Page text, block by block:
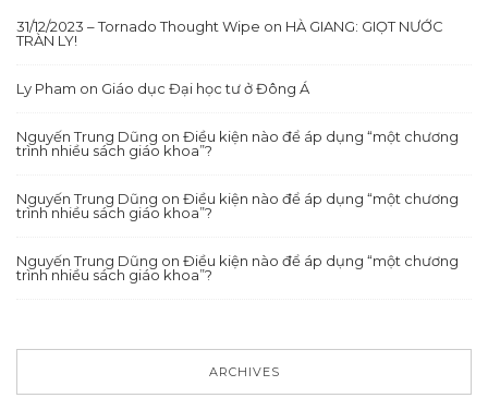
31/12/2023 – Tornado Thought Wipe on HÀ GIANG: GIỌT NƯỚC
TRÀN LY!
Ly Pham on Giáo dục Đại học tư ở Đông Á
Nguyến Trung Dũng on Điều kiện nào để áp dụng “một chương
trình nhiều sách giáo khoa”?
Nguyến Trung Dũng on Điều kiện nào để áp dụng “một chương
trình nhiều sách giáo khoa”?
Nguyến Trung Dũng on Điều kiện nào để áp dụng “một chương
trình nhiều sách giáo khoa”?
ARCHIVES